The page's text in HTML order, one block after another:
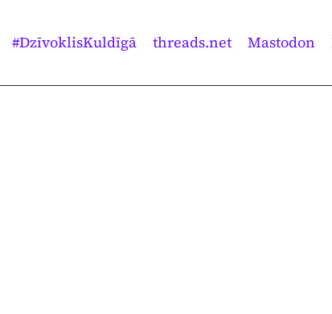
#DzīvoklisKuldīgā threads.net Mastodon